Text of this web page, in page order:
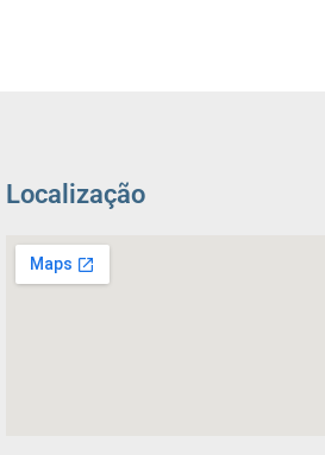
Localização